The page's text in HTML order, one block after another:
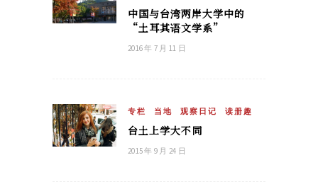
中国与台湾两岸大学中的
“土耳其语文学系”
2016 年 7 月 11 日
专栏 当地 观察日记 读册趣
台土上学大不同
2015 年 9 月 24 日